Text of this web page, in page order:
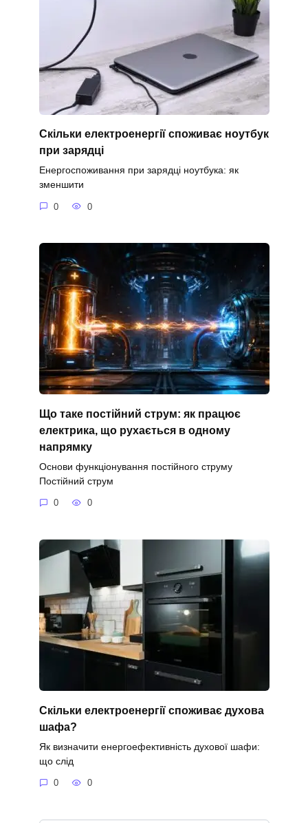
Скільки електроенергії споживає ноутбук
при зарядці
Енергоспоживання при зарядці ноутбука: як
зменшити
0 0
Що таке постійний струм: як працює
електрика, що рухається в одному
напрямку
Основи функціонування постійного струму
Постійний струм
0 0
Скільки електроенергії споживає духова
шафа?
Як визначити енергоефективність духової шафи:
що слід
0 0